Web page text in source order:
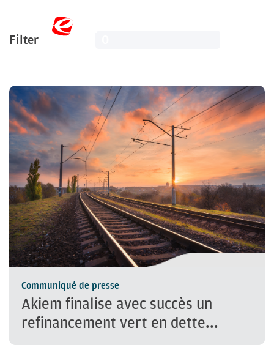
Filter
Communiqué de presse
Akiem finalise avec succès un
refinancement vert en dette...